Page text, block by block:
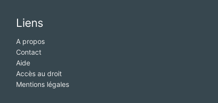
Liens
A propos
Contact
Aide
Accès au droit
Mentions légales